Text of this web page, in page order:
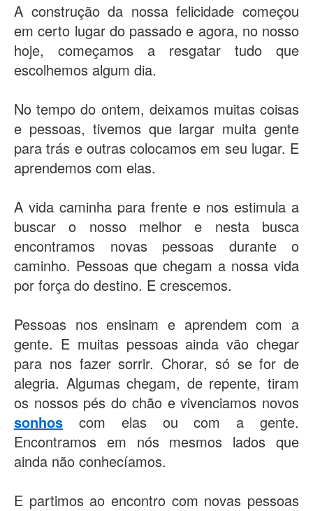
A construção da nossa felicidade começou
em certo lugar do passado e agora, no nosso
hoje, começamos a resgatar tudo que
escolhemos algum dia.
No tempo do ontem, deixamos muitas coisas
e pessoas, tivemos que largar muita gente
para trás e outras colocamos em seu lugar. E
aprendemos com elas.
A vida caminha para frente e nos estimula a
buscar o nosso melhor e nesta busca
encontramos novas pessoas durante o
caminho. Pessoas que chegam a nossa vida
por força do destino. E crescemos.
Pessoas nos ensinam e aprendem com a
gente. E muitas pessoas ainda vão chegar
para nos fazer sorrir. Chorar, só se for de
alegria. Algumas chegam, de repente, tiram
os nossos pés do chão e vivenciamos novos
sonhos com elas ou com a gente.
Encontramos em nós mesmos lados que
ainda não conhecíamos.
E partimos ao encontro com novas pessoas